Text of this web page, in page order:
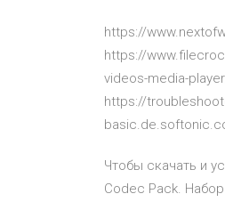
https://
https://
videos-media-
https://
Чтобы скачать и
Codec Pack.